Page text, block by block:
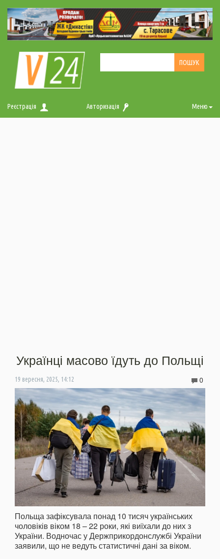
Реєстрація Авторизація Меню
Українці масово їдуть до Польщі
19 вересня, 2025, 14:12 0
Польща зафіксувала понад 10 тисяч українських
чоловіків віком 18 – 22 роки, які виїхали до них з
України. Водночас у Держприкордонслужбі України
заявили, що не ведуть статистичні дані за віком.